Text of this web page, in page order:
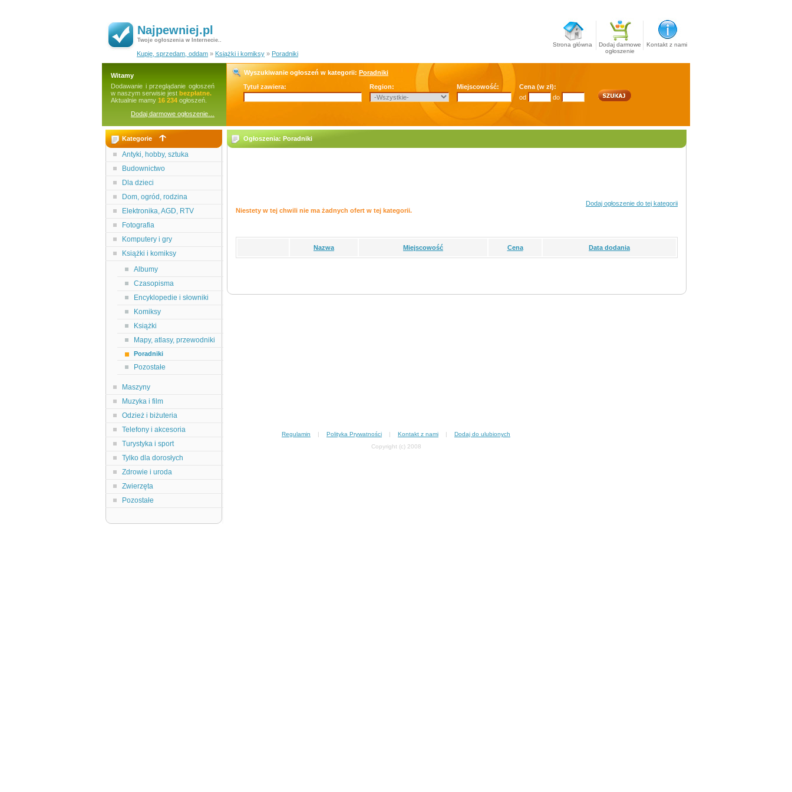
Najpewniej.pl
Twoje ogłoszenia w Internecie..
Strona główna
Dodaj darmowe
ogłoszenie
Kontakt z nami
Kupię, sprzedam, oddam » Książki i komiksy » Poradniki
Witamy
Dodawanie i przeglądanie ogłoszeń
w naszym serwisie jest bezpłatne.
Aktualnie mamy 16 234 ogłoszeń.
Dodaj darmowe ogłoszenie…
Wyszukiwanie ogłoszeń w kategorii: Poradniki
Tytuł zawiera:
Region: Miejscowość:
Cena (w zł):
od
do
Kategorie
Antyki, hobby, sztuka
Budownictwo
Dla dzieci
Dom, ogród, rodzina
Elektronika, AGD, RTV
Fotografia
Komputery i gry
Książki i komiksy
Albumy
Czasopisma
Encyklopedie i słowniki
Komiksy
Książki
Mapy, atlasy, przewodniki
Poradniki
Pozostałe
Maszyny
Muzyka i film
Odzież i biżuteria
Telefony i akcesoria
Turystyka i sport
Tylko dla dorosłych
Zdrowie i uroda
Zwierzęta
Pozostałe
Ogłoszenia: Poradniki
Dodaj ogłoszenie do tej kategorii
Niestety w tej chwili nie ma żadnych ofert w tej kategorii.
Nazwa Miejscowość Cena Data dodania
Regulamin | Polityka Prywatności | Kontakt z nami | Dodaj do ulubionych
Copyright (c) 2008